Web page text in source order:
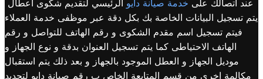
عند اتصالك على خدمة صيانة دايو الرئيسي لتقديم شكوى اعطال
يتم تسجيل البيانات الخاصة بك بكل دقة عبر موظفى خدمة العملاء
فيتم تسجيل اسم مقدم الشكوى و رقم الهاتف للتواصل و رقم
الهاتف الاحتياطى كما يتم تسجيل العنوان بدقة و نوع الجهاز و
موديل الجهاز و العطل الموجود بالجهاز و بعد ذلك يتم استقبال
مكالمة اخرى من قسم المتابعة الخاص ب رقم صيانة دايو لتحديد